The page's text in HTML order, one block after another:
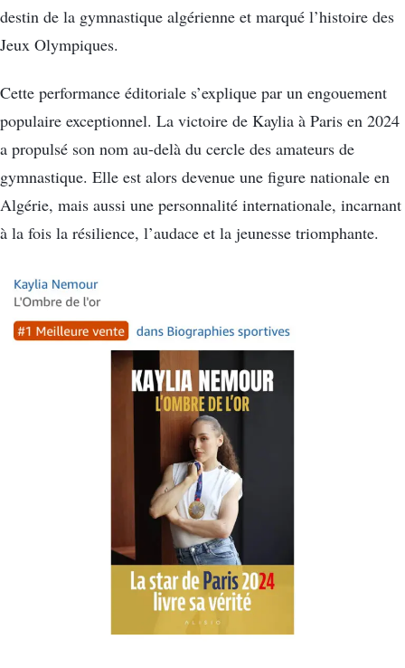
destin de la gymnastique algérienne et marqué l’histoire des
Jeux Olympiques.
Cette performance éditoriale s’explique par un engouement
populaire exceptionnel. La victoire de Kaylia à Paris en 2024
a propulsé son nom au-delà du cercle des amateurs de
gymnastique. Elle est alors devenue une figure nationale en
Algérie, mais aussi une personnalité internationale, incarnant
à la fois la résilience, l’audace et la jeunesse triomphante.